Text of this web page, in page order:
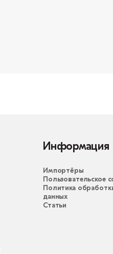
Информация
Импортёры
Пользовательское
Политика
данных
Статьи